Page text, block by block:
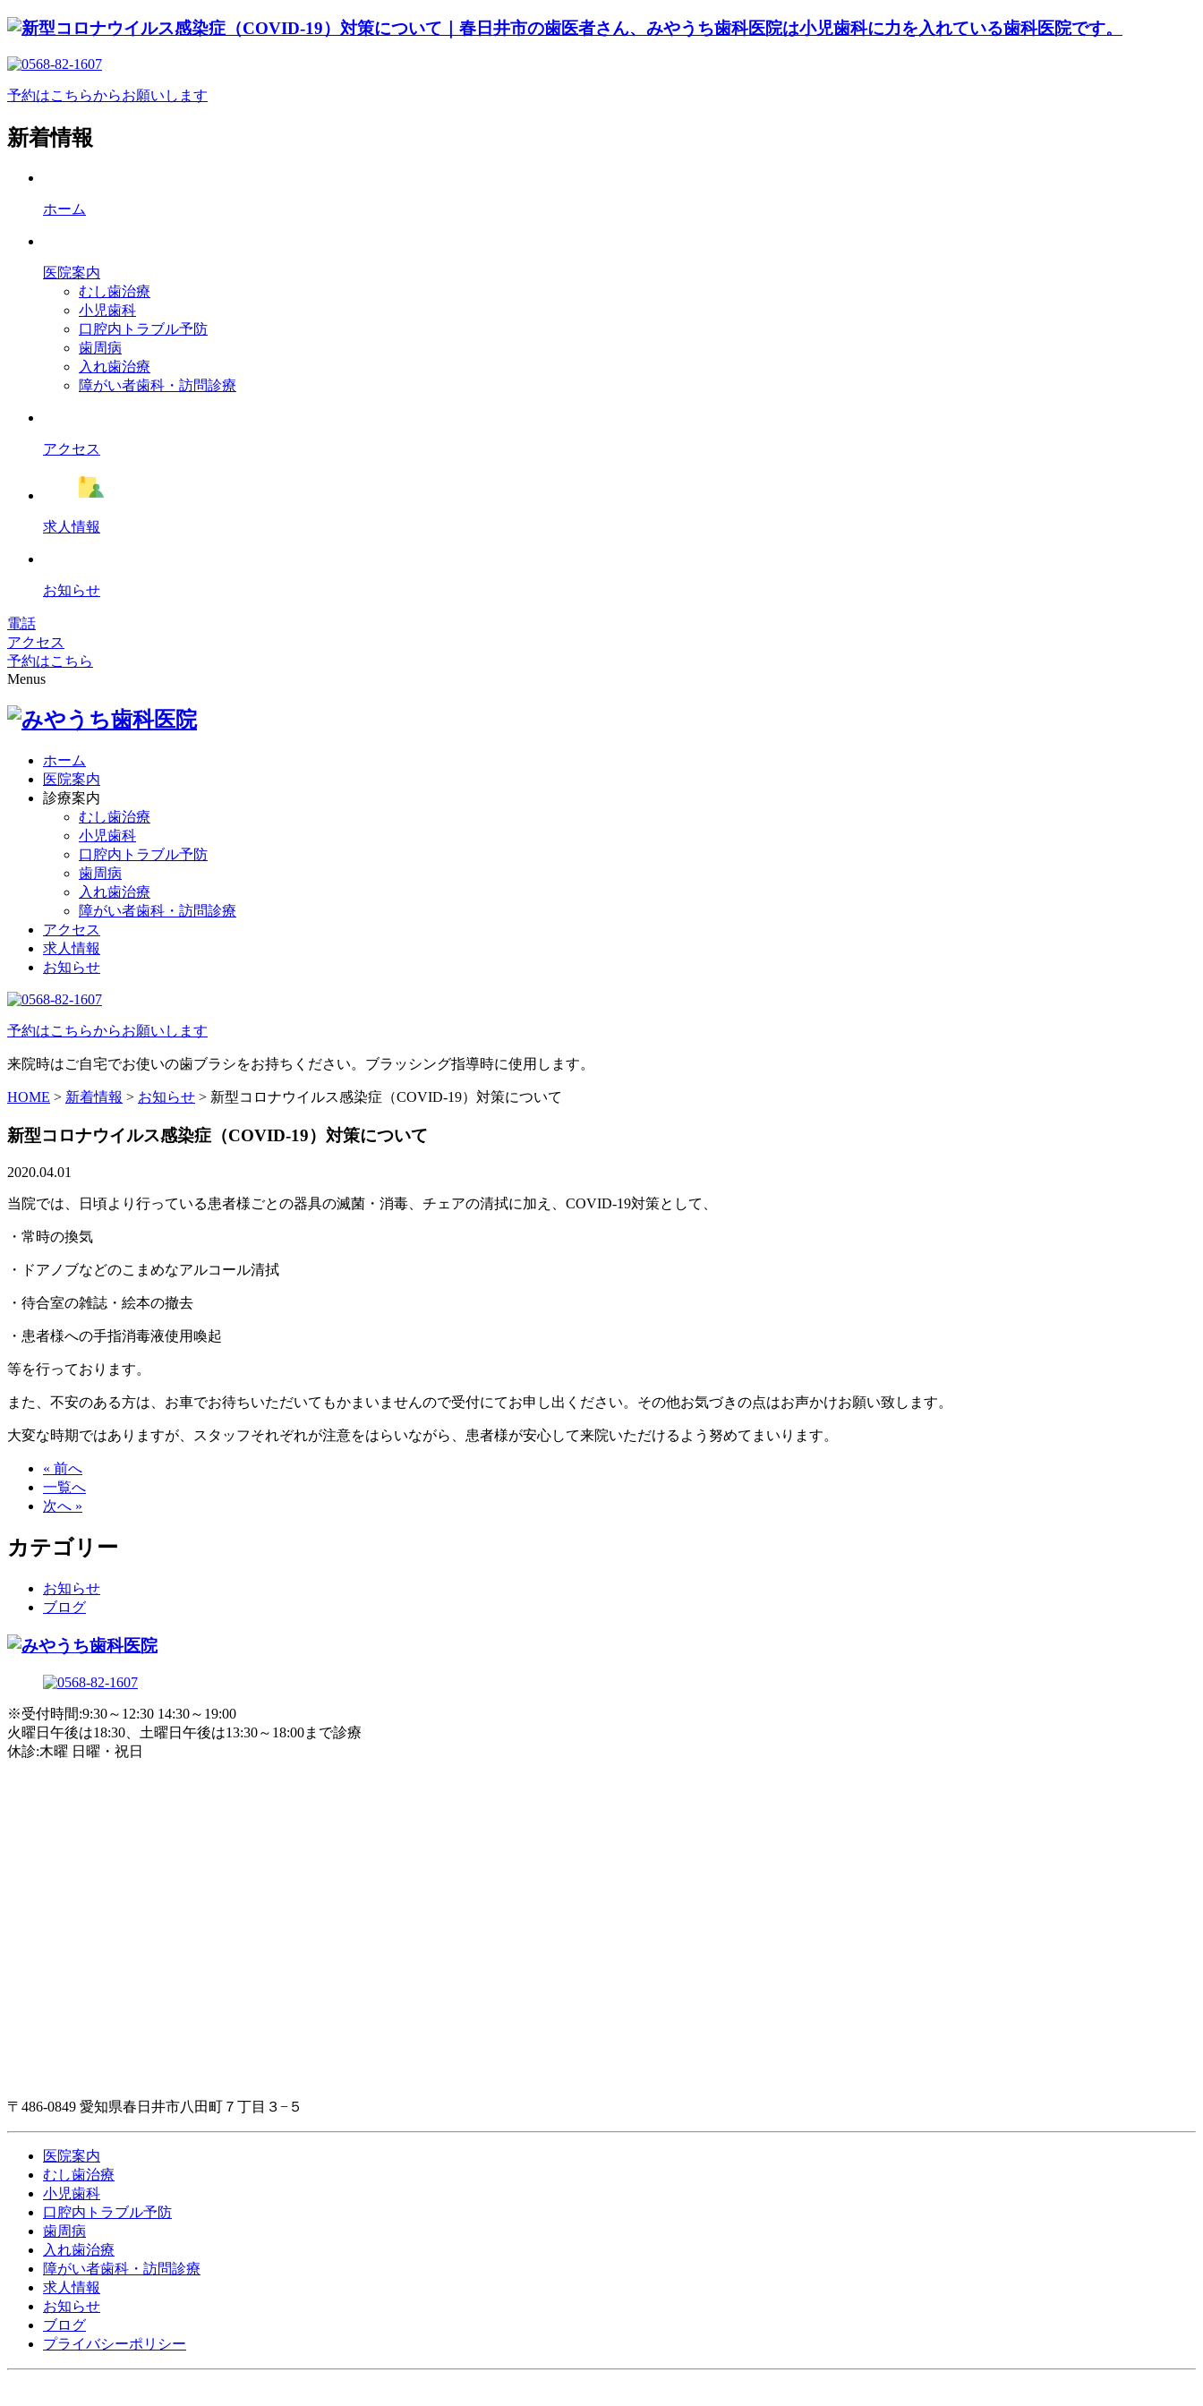
予約はこちらからお願いします
新着情報
ホーム
医院案内
むし歯治療
小児歯科
口腔内トラブル予防
歯周病
入れ歯治療
障がい者歯科・訪問診療
アクセス
求人情報
お知らせ
電話
アクセス
予約はこちら
Menus
ホーム
医院案内
診療案内
むし歯治療
小児歯科
口腔内トラブル予防
歯周病
入れ歯治療
障がい者歯科・訪問診療
アクセス
求人情報
お知らせ
予約はこちらからお願いします
来院時はご自宅でお使いの歯ブラシをお持ちください。ブラッシング指導時に使用します。
HOME > 新着情報 > お知らせ > 新型コロナウイルス感染症（COVID-19）対策について
新型コロナウイルス感染症（COVID-19）対策について
2020.04.01
当院では、日頃より行っている患者様ごとの器具の滅菌・消毒、チェアの清拭に加え、COVID-19対策として、
・常時の換気
・ドアノブなどのこまめなアルコール清拭
・待合室の雑誌・絵本の撤去
・患者様への手指消毒液使用喚起
等を行っております。
また、不安のある方は、お車でお待ちいただいてもかまいませんので受付にてお申し出ください。その他お気づきの点はお声かけお願い致します。
大変な時期ではありますが、スタッフそれぞれが注意をはらいながら、患者様が安心して来院いただけるよう努めてまいります。
« 前へ
一覧へ
次へ »
カテゴリー
お知らせ
ブログ
※受付時間:9:30～12:30 14:30～19:00
火曜日午後は18:30、土曜日午後は13:30～18:00まで診療
休診:木曜 日曜・祝日
〒486-0849 愛知県春日井市八田町７丁目３−５
医院案内
むし歯治療
小児歯科
口腔内トラブル予防
歯周病
入れ歯治療
障がい者歯科・訪問診療
求人情報
お知らせ
ブログ
プライバシーポリシー